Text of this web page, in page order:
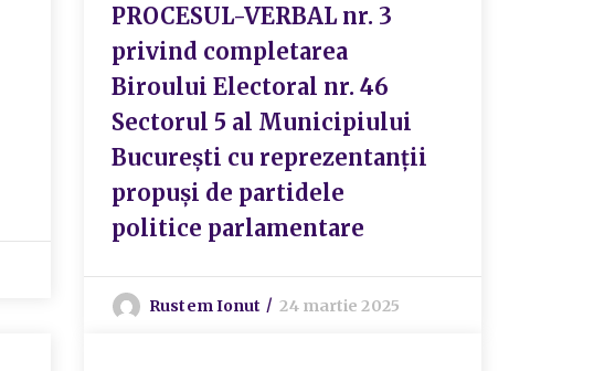
PROCESUL-VERBAL nr. 3
privind completarea
Biroului Electoral nr. 46
Sectorul 5 al Municipiului
București cu reprezentanții
propuși de partidele
politice parlamentare
Rustem Ionut 24 martie 2025